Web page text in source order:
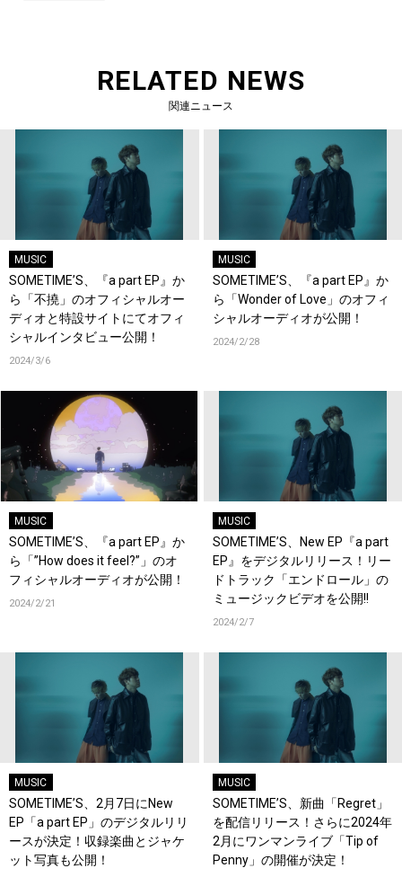
RELATED NEWS
関連ニュース
MUSIC
SOMETIME’S、『a part EP』か
ら「不撓」のオフィシャルオー
ディオと特設サイトにてオフィ
シャルインタビュー公開！
2024/3/6
MUSIC
SOMETIME’S、『a part EP』か
ら「Wonder of Love」のオフィ
シャルオーディオが公開！
2024/2/28
MUSIC
SOMETIME’S、『a part EP』か
ら「”How does it feel?”」のオ
フィシャルオーディオが公開！
2024/2/21
MUSIC
SOMETIME’S、New EP『a part
EP』をデジタルリリース！リー
ドトラック「エンドロール」の
ミュージックビデオを公開!!
2024/2/7
MUSIC
SOMETIME’S、2月7日にNew
EP「a part EP」のデジタルリリ
ースが決定！収録楽曲とジャケ
ット写真も公開！
MUSIC
SOMETIME’S、新曲「Regret」
を配信リリース！さらに2024年
2月にワンマンライブ「Tip of
Penny」の開催が決定！